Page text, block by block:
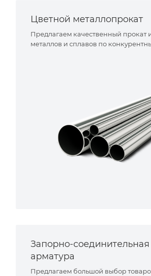
Цветной металлопрокат
Предлагаем качественный прокат
металлов и сплавов по
Запорно-соединительная
арматура
Предлагаем большой выбор